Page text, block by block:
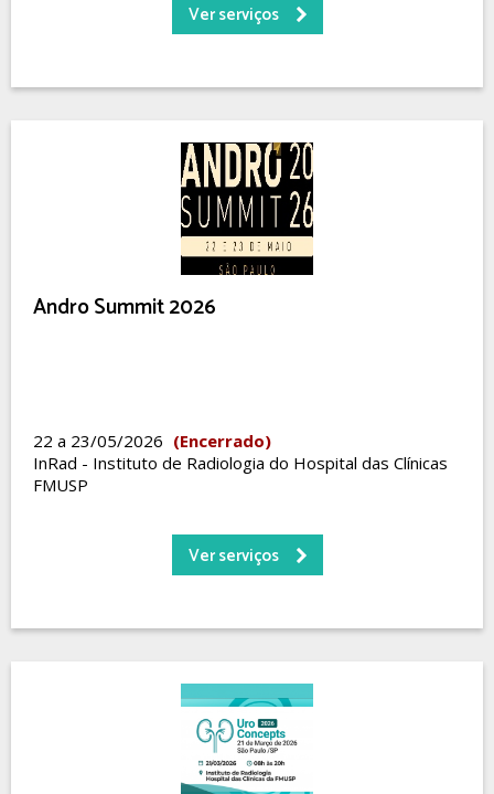
Ver serviços
Andro Summit 2026
22 a 23/05/2026 (Encerrado)
InRad - Instituto de Radiologia do Hospital das Clínicas
FMUSP
Ver serviços